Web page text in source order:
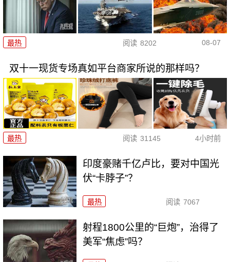
最热 阅读 8202 08-07
双十一现货专场真如平台商家所说的那样吗？
最热 阅读 31145 4小时前
印度豪赌千亿卢比，要对中国光
伏“卡脖子”？
最热 阅读 7067
射程1800公里的“巨炮”，治得了
美军“焦虑”吗？